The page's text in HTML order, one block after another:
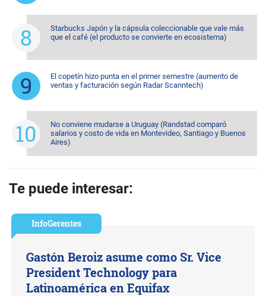
Starbucks Japón y la cápsula coleccionable que vale más
que el café (el producto se convierte en ecosistema)
El copetín hizo punta en el primer semestre (aumento de
ventas y facturación según Radar Scanntech)
No conviene mudarse a Uruguay (Randstad comparó
salarios y costo de vida en Montevideo, Santiago y Buenos
Aires)
Te puede interesar:
InfoGerentes
Gastón Beroiz asume como Sr. Vice
President Technology para
Latinoamérica en Equifax